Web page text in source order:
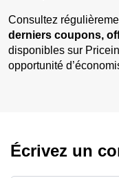
Consultez
derniers coupons,
disponibles sur
opportunité
Écrivez un